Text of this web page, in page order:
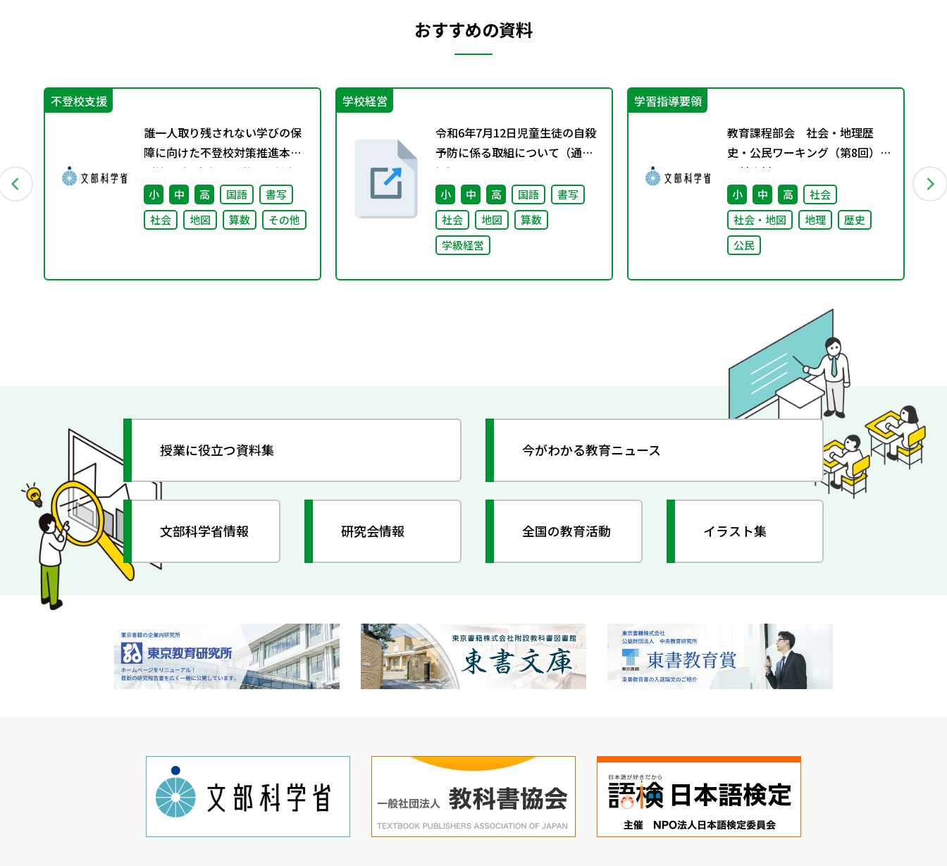
おすすめの資料
不登校支援
誰一人取り残されない学びの保
障に向けた不登校対策推進本部
（第4回）安心して学べる魅力あ
る学校づくりの推進に向けた方
向性等について議論
小 中 高 国語
書写
社会
地図 算数 その他
学校経営
令和6年7月12日児童生徒の自殺
予防に係る取組について（通
知）
小 中 高 国語
書写
社会
地図
算数
学級経営
学習指導要領
教育課程部会 社会・地理歴
史・公民ワーキング（第8回）
配付資料
小 中 高
社会
社会・地図
地理
歴史
公民
授業に役立つ資料集 今がわかる教育ニュース
文部科学省情報 研究会情報 全国の教育活動 イラスト集